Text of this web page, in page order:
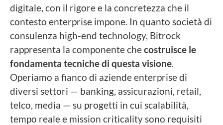
digitale, con il rigore e la concretezza che il
contesto enterprise impone. In quanto società di
consulenza high-end technology, Bitrock
rappresenta la componente checostruisce le
fondamenta tecniche di questa visione.
Operiamo a fianco di aziende enterprise di
diversi settori — banking, assicurazioni, retail,
telco, media — su progetti in cui scalabilità,
tempo reale e mission criticality sono requisiti